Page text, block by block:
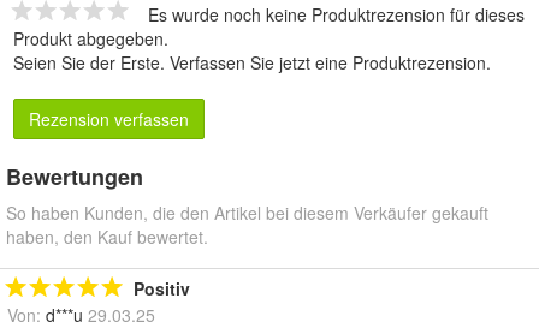
Es wurde noch keine Produktrezension für dieses
Produkt abgegeben.
Seien Sie der Erste. Verfassen Sie jetzt eine Produktrezension.
Rezension verfassen
Bewertungen
So haben Kunden, die den Artikel bei diesem Verkäufer gekauft
haben, den Kauf bewertet.
Positiv
Von: d***u 29.03.25